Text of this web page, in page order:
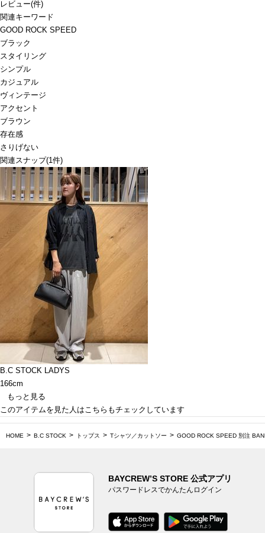
レビュー(件)
関連キーワード
GOOD ROCK SPEED
ブラック
スタイリング
シンプル
カジュアル
ヴィンテージ
アクセント
ブラウン
存在感
さりげない
関連スナップ(1件)
B.C STOCK LADYS
166cm
もっと見る
このアイテムを見た人はこちらもチェックしています
HOME B.C STOCK トップス Tシャツ／カットソー GOOD ROCK SPEED 別注
BAYCREW’S STORE 公式アプリ
パスワードレスでかんたんログイン